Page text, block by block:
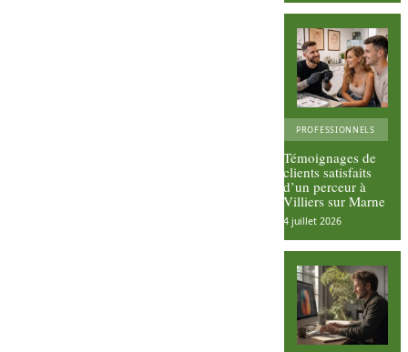
PROFESSIONNELS
Témoignages de
clients satisfaits
d’un perceur à
Villiers sur Marne
4 juillet 2026